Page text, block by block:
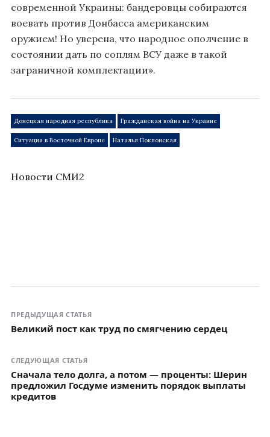
современной Украины: бандеровцы собираются
воевать против Донбасса американским
оружием! Но уверена, что народное ополчение в
состоянии дать по соплям ВСУ даже в такой
заграничной комплектации».
Донецкая народная республика Гражданская война на Украине
Ситуация в Восточной Европе Наталья Поклонская
Новости СМИ2
ПРЕДЫДУЩАЯ СТАТЬЯ
Великий пост как труд по смягчению сердец
СЛЕДУЮЩАЯ СТАТЬЯ
Сначала тело долга, а потом — проценты: Шерин
предложил Госдуме изменить порядок выплаты
кредитов